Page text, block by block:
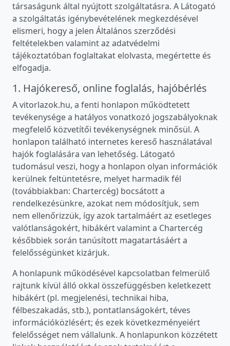
társaságunk által nyújtott szolgáltatásra. A Látogató
a szolgáltatás igénybevételének megkezdésével
elismeri, hogy a jelen Általános szerződési
feltételekben valamint az adatvédelmi
tájékoztatóban foglaltakat elolvasta, megértette és
elfogadja.
1. Hajókereső, online foglalás, hajóbérlés
A vitorlazok.hu, a fenti honlapon működtetett
tevékenysége a hatályos vonatkozó jogszabályoknak
megfelelő közvetítői tevékenységnek minősül. A
honlapon található internetes kereső használatával
hajók foglalására van lehetőség. Látogató
tudomásul veszi, hogy a honlapon olyan információk
kerülnek feltüntetésre, melyet harmadik fél
(továbbiakban: Chartercég) bocsátott a
rendelkezésünkre, azokat nem módosítjuk, sem
nem ellenőrizzük, így azok tartalmáért az esetleges
valótlanságokért, hibákért valamint a Chartercég
későbbiek során tanúsított magatartásáért a
felelősségünket kizárjuk.
A honlapunk működésével kapcsolatban felmerülő
rajtunk kívül álló okkal összefüggésben keletkezett
hibákért (pl. megjelenési, technikai hiba,
félbeszakadás, stb.), pontatlanságokért, téves
információközlésért; és ezek következményeiért
felelősséget nem vállalunk. A honlapunkon közzétett